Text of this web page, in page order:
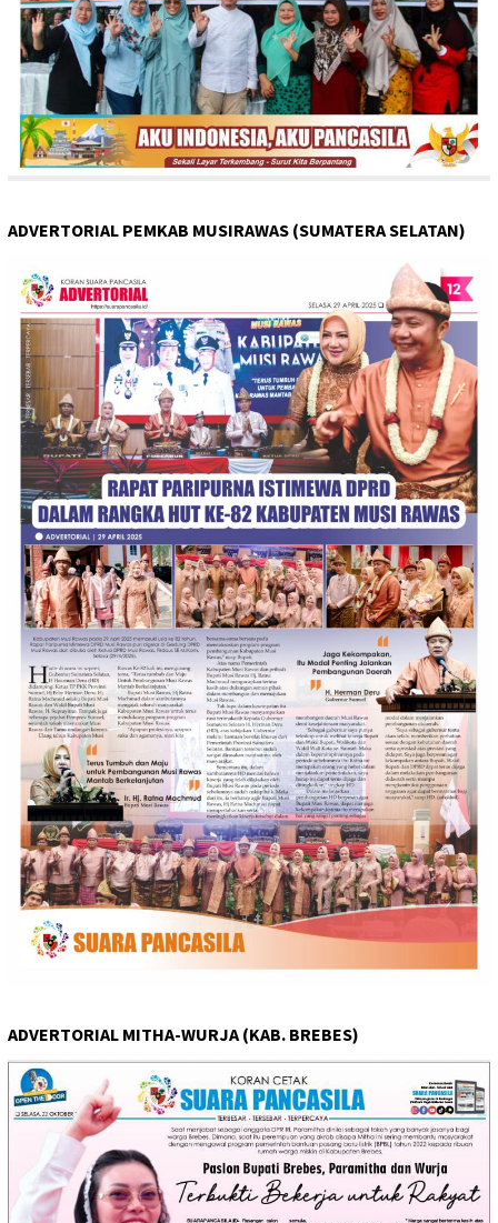
ADVERTORIAL PEMKAB MUSIRAWAS (SUMATERA SELATAN)
ADVERTORIAL MITHA-WURJA (KAB. BREBES)